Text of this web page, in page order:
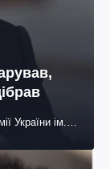
України ім.